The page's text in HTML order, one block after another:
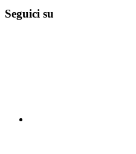
Seguici su